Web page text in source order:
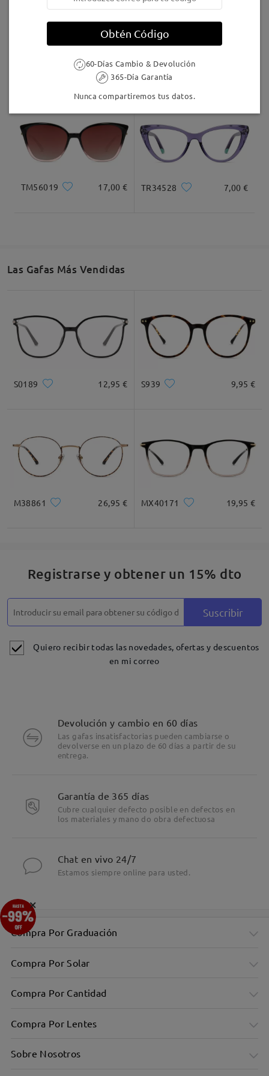
9,95 € Judy123
TM56019 17,00 € TR34528 7,00 €
Las Gafas Más Vendidas
S0189 12,95 € S939 9,95 €
M38861 26,95 € MX40171 19,95 €
Registrarse y obtener un 15% dto
Suscribir
Quiero recibir todas las novedades, ofertas y descuentos
en mi correo
Devolución y cambio en 60 días
Las gafas insatisfactorias pueden cambiarse o
devolverse en un plazo de 60 días a partir de su
entrega.
Garantía de 365 días
Cubre cualquier defecto posible en defectos en
los materiales y mano do obra defectuosa
Chat en vivo 24/7
Estamos siempre online para usted.
Compra Por Graduación
Compra Por Solar
Compra Por Cantidad
Compra Por Lentes
Sobre Nosotros
×
Obtén Código
60-Días Cambio & Devolución
365-Día Garantía
Nunca compartiremos tus datos.